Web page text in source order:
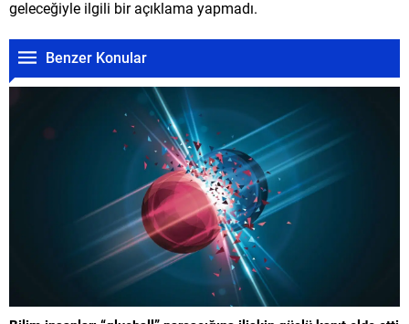
geleceğiyle ilgili bir açıklama yapmadı.
Benzer Konular